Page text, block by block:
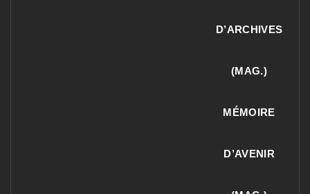
D’ARCHIVES
(MAG.)
MÉMOIRE
D’AVENIR